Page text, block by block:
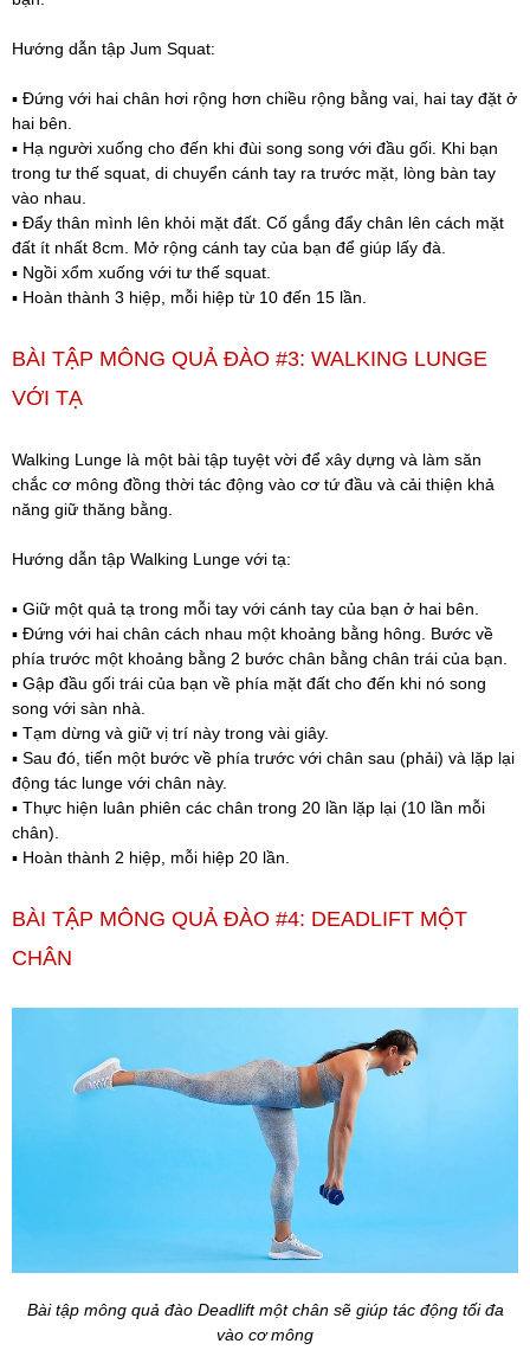
Hướng dẫn tập Jum Squat:
▪️ Đứng với hai chân hơi rộng hơn chiều rộng bằng vai, hai tay đặt ở
hai bên.
▪️ Hạ người xuống cho đến khi đùi song song với đầu gối. Khi bạn
trong tư thế squat, di chuyển cánh tay ra trước mặt, lòng bàn tay
vào nhau.
▪️ Đẩy thân mình lên khỏi mặt đất. Cố gắng đẩy chân lên cách mặt
đất ít nhất 8cm. Mở rộng cánh tay của bạn để giúp lấy đà.
▪️ Ngồi xổm xuống với tư thế squat.
▪️ Hoàn thành 3 hiệp, mỗi hiệp từ 10 đến 15 lần.
BÀI TẬP MÔNG QUẢ ĐÀO #3: WALKING LUNGE
VỚI TẠ
Walking Lunge là một bài tập tuyệt vời để xây dựng và làm săn
chắc cơ mông đồng thời tác động vào cơ tứ đầu và cải thiện khả
năng giữ thăng bằng.
Hướng dẫn tập Walking Lunge với tạ:
▪️ Giữ một quả tạ trong mỗi tay với cánh tay của bạn ở hai bên.
▪️ Đứng với hai chân cách nhau một khoảng bằng hông. Bước về
phía trước một khoảng bằng 2 bước chân bằng chân trái của bạn.
▪️ Gập đầu gối trái của bạn về phía mặt đất cho đến khi nó song
song với sàn nhà.
▪️ Tạm dừng và giữ vị trí này trong vài giây.
▪️ Sau đó, tiến một bước về phía trước với chân sau (phải) và lặp lại
động tác lunge với chân này.
▪️ Thực hiện luân phiên các chân trong 20 lần lặp lại (10 lần mỗi
chân).
▪️ Hoàn thành 2 hiệp, mỗi hiệp 20 lần.
BÀI TẬP MÔNG QUẢ ĐÀO #4: DEADLIFT MỘT
CHÂN
Bài tập mông quả đào Deadlift một chân sẽ giúp tác động tối đa
vào cơ mông